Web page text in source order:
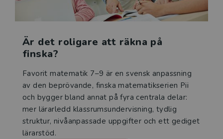
• Kapitelprov med bedömningsanvisningar.
• Alla kopieringsunderlag som nedladdningsbara filer.
I det tryckta kopieringsunderlaget finns, förutom
kapitelprov i två versioner med tillhörande
varje lektion:
• Öva mer - E-uppgifter.
• Öva mer - E/C-uppgifter.
• Öva mer - C-uppgifter.
• Laborera mer.
Är det roligare att räkna på
finska?
Favorit matematik 7–9 är en svensk anpassning
av den beprövande, finska matematikserien Pii
och bygger bland annat på fyra centrala delar:
mer lärarledd klassrumsundervisning, tydlig
struktur, nivåanpassade uppgifter och ett gediget
lärarstöd.